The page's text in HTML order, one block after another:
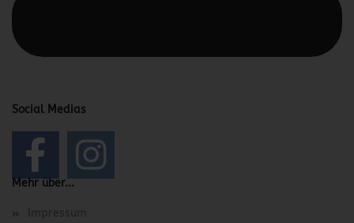
Social Medias
Mehr über...
Impressum